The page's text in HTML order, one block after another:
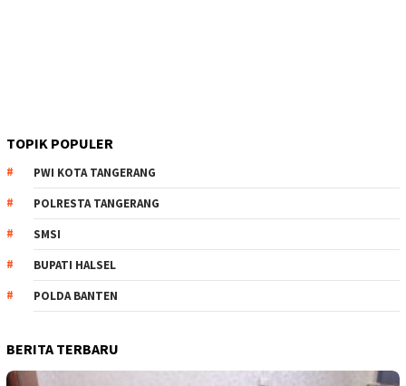
TOPIK POPULER
PWI KOTA TANGERANG
POLRESTA TANGERANG
SMSI
BUPATI HALSEL
POLDA BANTEN
BERITA TERBARU